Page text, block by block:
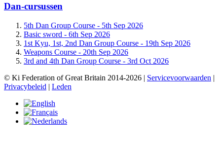
Dan-cursussen
5th Dan Group Course - 5th Sep 2026
Basic sword - 6th Sep 2026
1st Kyu, 1st, 2nd Dan Group Course - 19th Sep 2026
Weapons Course - 20th Sep 2026
3rd and 4th Dan Group Course - 3rd Oct 2026
© Ki Federation of Great Britain 2014-2026 | Servicevoorwaarden |
Privacybeleid | Leden